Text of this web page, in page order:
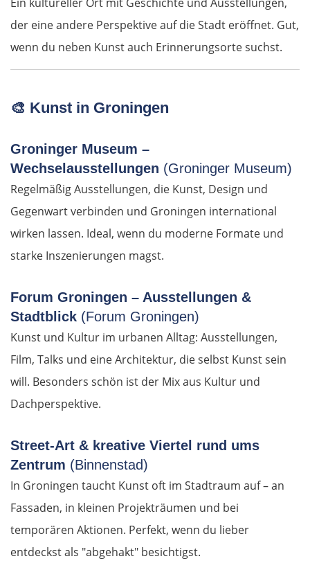
der eine andere Perspektive auf die Stadt eröffnet. Gut,
wenn du neben Kunst auch Erinnerungsorte suchst.
🎨 Kunst in Groningen
Groninger Museum –
Wechselausstellungen (Groninger Museum)
Regelmäßig Ausstellungen, die Kunst, Design und
Gegenwart verbinden und Groningen international
wirken lassen. Ideal, wenn du moderne Formate und
starke Inszenierungen magst.
Forum Groningen – Ausstellungen &
Stadtblick (Forum Groningen)
Kunst und Kultur im urbanen Alltag: Ausstellungen,
Film, Talks und eine Architektur, die selbst Kunst sein
will. Besonders schön ist der Mix aus Kultur und
Dachperspektive.
Street-Art & kreative Viertel rund ums
Zentrum (Binnenstad)
In Groningen taucht Kunst oft im Stadtraum auf – an
Fassaden, in kleinen Projekträumen und bei
temporären Aktionen. Perfekt, wenn du lieber
entdeckst als "abgehakt" besichtigst.
Deutschland Ost
Fürstenwalde
Lübben
Spreewald
Senftenberg
Pirna
Sächsische Schweiz
Tschechien
Mělník
Prag
Beroun